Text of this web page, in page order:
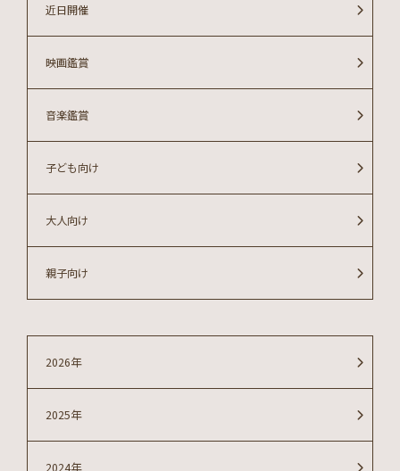
親子向け
大人向け
子ども向け
音楽鑑賞
映画鑑賞
近日開催
2026年
2025年
2024年